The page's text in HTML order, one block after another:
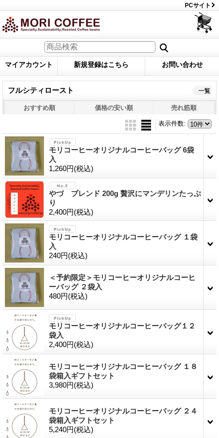
PCサイト
マイアカウント 新規登録はこちら お問い合わせ
フルシティロースト 一覧
おすすめ順 価格の安い順 売れ筋順
表示件数:
モリコーヒーオリジナルコーヒーバッグ 6袋
入
1,260円(税込)
やづ ブレンド 200g 贅沢にマンデリンたっぷ
り
2,400円(税込)
モリコーヒーオリジナルコーヒーバッグ １袋
入
240円(税込)
＜予約限定＞モリコーヒーオリジナルコーヒ
ーバッグ ２袋入
480円(税込)
モリコーヒーオリジナルコーヒーバッグ１２
袋入
2,400円(税込)
モリコーヒーオリジナルコーヒーバッグ １８
袋箱入ギフトセット
3,980円(税込)
モリコーヒーオリジナルコーヒーバッグ ２４
袋箱入ギフトセット
5,240円(税込)